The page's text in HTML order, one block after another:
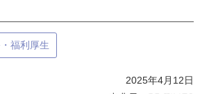
福利厚生
2025年4月12日